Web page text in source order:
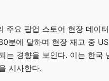
주요 팝업 스토어 현장 데이
분에 달하며 현장 재고 중
는 경향을 보인다. 이는 한국
시사한다.